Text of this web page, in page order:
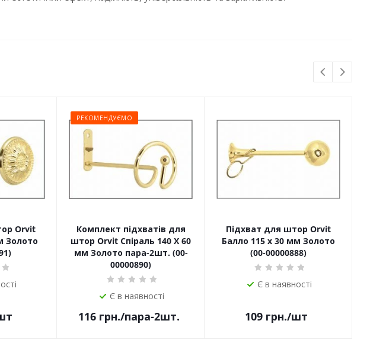
Orvit
Золото
РЕКОМЕНДУЄМО
Комплект підхватів для
штор Orvit Спіраль 140 Х 60
мм Золото пара-2шт. (00-
00000890)
Є в наявності
116грн./пара-2шт.
Підхват для штор Orvit
Балло 115 х 30 мм Золото
(00-00000888)
Є в наявності
109 грн./шт